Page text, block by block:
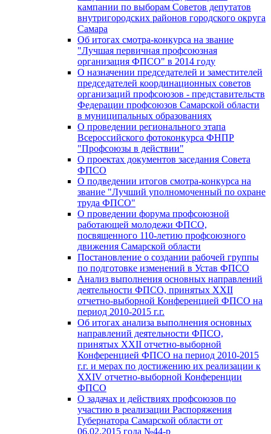
кампании по выборам Советов депутатов
внутригородских районов городского округа
Самара
Об итогах смотра-конкурса на звание
"Лучшая первичная профсоюзная
организация ФПСО" в 2014 году
О назначении председателей и заместителей
председателей координационных советов
организаций профсоюзов - представительств
Федерации профсоюзов Самарской области
в муниципальных образованиях
О проведении регионального этапа
Всероссийского фотоконкурса ФНПР
"Профсоюзы в действии"
О проектах документов заседания Совета
ФПСО
О подведении итогов смотра-конкурса на
звание "Лучший уполномоченный по охране
труда ФПСО"
О проведении форума профсоюзной
работающей молодежи ФПСО,
посвященного 110-летию профсоюзного
движения Самарской области
Постановление о создании рабочей группы
по подготовке изменений в Устав ФПСО
Анализ выполнения основных направлений
деятельности ФПСО, принятых XXII
отчетно-выборной Конференцией ФПСО на
период 2010-2015 г.г.
Об итогах анализа выполнения основных
направлений деятельности ФПСО,
принятых XXII отчетно-выборной
Конференцией ФПСО на период 2010-2015
г.г. и мерах по достижению их реализации к
XXIV отчетно-выборной Конференции
ФПСО
О задачах и действиях профсоюзов по
участию в реализации Распоряжения
Губернатора Самарской области от
06.02.2015 года №44-р